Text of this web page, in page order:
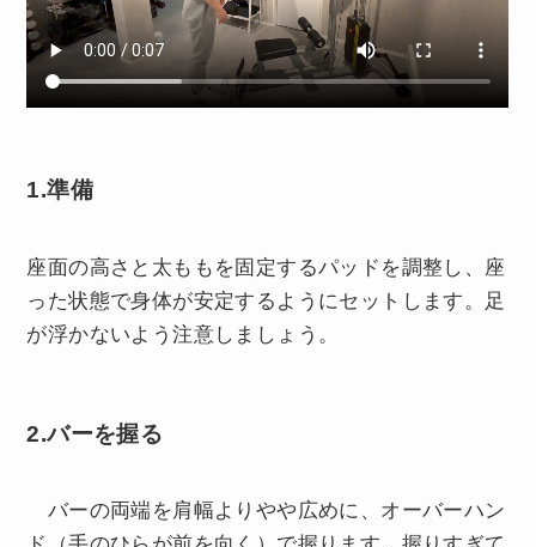
1.準備
座面の高さと太ももを固定するパッドを調整し、座
った状態で身体が安定するようにセットします。足
が浮かないよう注意しましょう。
2.バーを握る
バーの両端を肩幅よりやや広めに、オーバーハン